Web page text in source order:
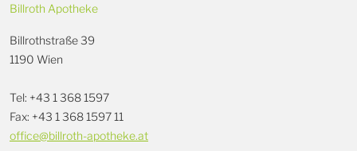
Billroth Apotheke
Billrothstraße 39
1190 Wien
Tel: +43 1 368 1597
Fax: +43 1 368 1597 11
office@billroth-apotheke.at